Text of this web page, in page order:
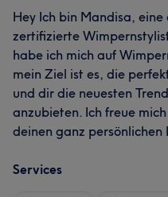
Hey Ich bin Mandisa,
zertifizierte
habe ich mich auf
mein Ziel ist es, die
und dir die neuesten
anzubieten. Ich freue
deinen ganz persönlichen
Services